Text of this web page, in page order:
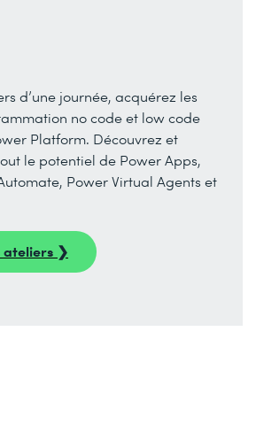
d’une journée, acquérez les
no code et low code
Platform. Découvrez et
le potentiel de Power Apps,
Power Virtual Agents et
ateliers ❯